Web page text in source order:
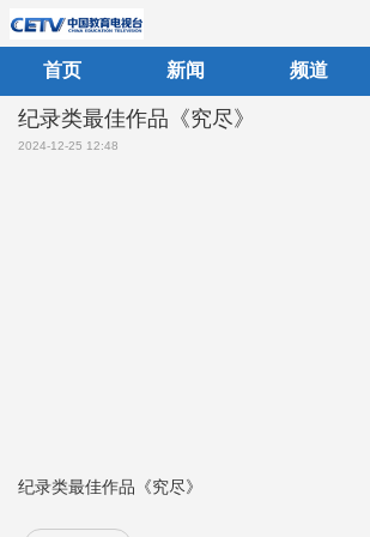
首页 新闻 频道
纪录类最佳作品《究尽》
2024-12-25 12:48
纪录类最佳作品《究尽》